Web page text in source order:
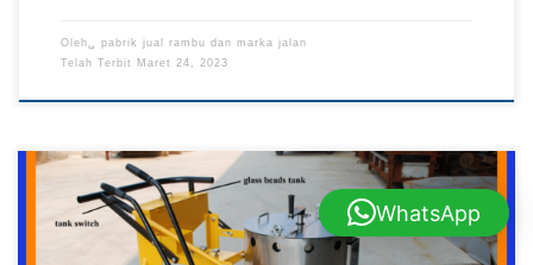
Oleh␣ pabrik jual rambu dan marka jalan
Telah Terbit
Maret 24, 2023
Jual Mesin Cat Marka Jalan, Pabrik Jual Mesin Cat Marka
WhatsApp